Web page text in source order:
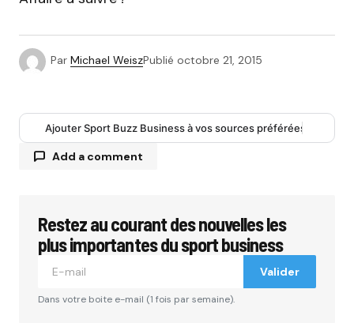
Par Michael WeiszPublié octobre 21, 2015
Ajouter Sport Buzz Business à vos sources préférées
Add a comment
Votre adresse e-mail ne sera pas publiée.Les
champs obligatoires sont indiqués avec*
Restez au courant des nouvelles les
plus importantes du sport business
Valider
Dans votre boite e-mail (1 fois par semaine).